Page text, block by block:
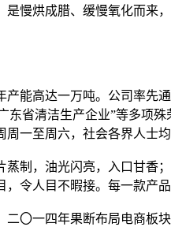
慢烘成腊、缓慢氧化而
能高达一万吨。公司率先
东省清洁生产企业”等多项
一至周六，社会各界人士
制，油光闪亮，入口甘香
令人目不暇接。每一款产
〇一四年果断布局电商板